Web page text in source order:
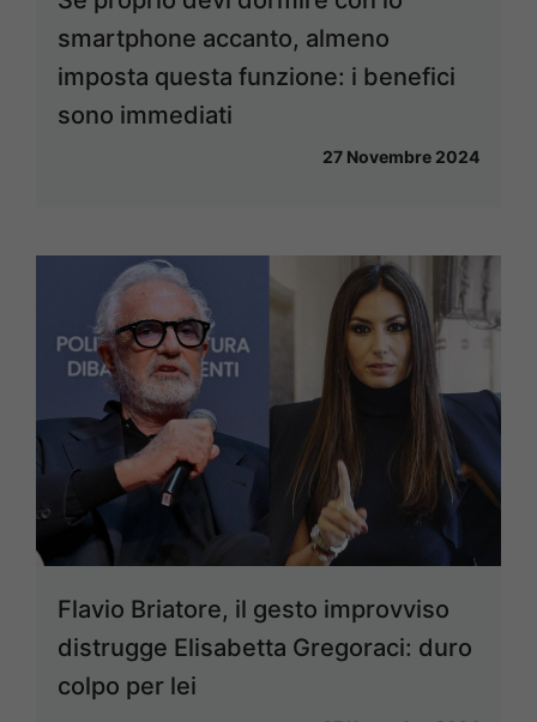
smartphone accanto, almeno
imposta questa funzione: i benefici
sono immediati
27 Novembre 2024
Flavio Briatore, il gesto improvviso
distrugge Elisabetta Gregoraci: duro
colpo per lei